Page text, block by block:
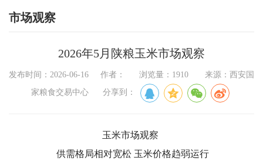
市场观察
2026年5月陕粮玉米市场观察
发布时间：2026-06-16 作者： 浏览量：1910 来源：西安国
家粮食交易中心 分享到：
玉米市场观察
供需格局相对宽松 玉米价格趋弱运行